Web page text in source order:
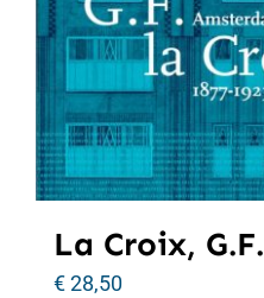
La Croix, G.F.
€28,50